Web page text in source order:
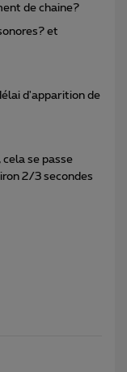
de chaine?
et
d'apparition de
cela se passe
2/3 secondes